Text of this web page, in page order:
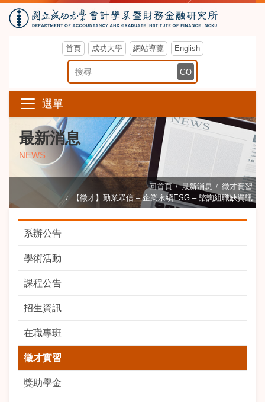
首頁 成功大學 網站導覽 English
搜尋關鍵字 GO
選單
最新消息
NEWS
回首頁 最新消息
徵才實習
【徵才】勤業眾信 – 企業永續ESG – 諮詢組職缺資訊
系辦公告
學術活動
課程公告
招生資訊
在職專班
徵才實習
獎助學金